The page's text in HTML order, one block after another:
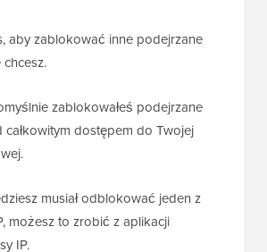
po prostu skopiuj i wklej
zablokować, i kliknij przycisk
aby zablokować inne podejrzane